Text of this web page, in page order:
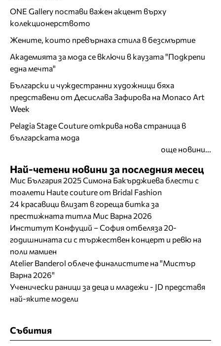
ONE Gallery постави важен акцент върху
колекционерството
Жените, които превърнаха стила в безсмъртие
Академията за мода се включи в каузата "Подкрепи
една мечта"
Български и чуждестранни художници бяха
представени от Десислава Зафирова на Monaco Art
Week
Pelagia Stage Couture открива нова страница в
българската мода
още новини...
Най-четени новини за последния месец
Мис България 2025 Симона Бакърджиева блести с
тоалети Haute couture от Bridal Fashion
24 красавици влизат в гореща битка за
престижната титла Мис Варна 2026
Институт Конфуций – София отбеляза 20-
годишнината си с тържествен концерт и ревю на
поли мамиен
Atelier Banderol облече финалистите на "Мистър
Варна 2026"
Ученически раници за деца и младежи - JD представя
най-яките модели
Събития